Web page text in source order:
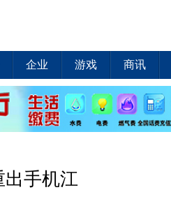
企业 游戏 商讯
手机江